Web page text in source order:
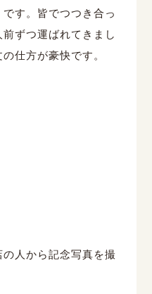
す。皆でつつき合っ
ずつ運ばれてきまし
仕方が豪快です。
人から記念写真を撮